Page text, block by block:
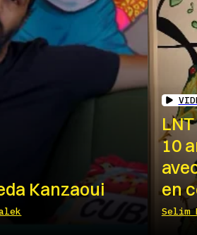
Kanzaoui
10
en
Selim